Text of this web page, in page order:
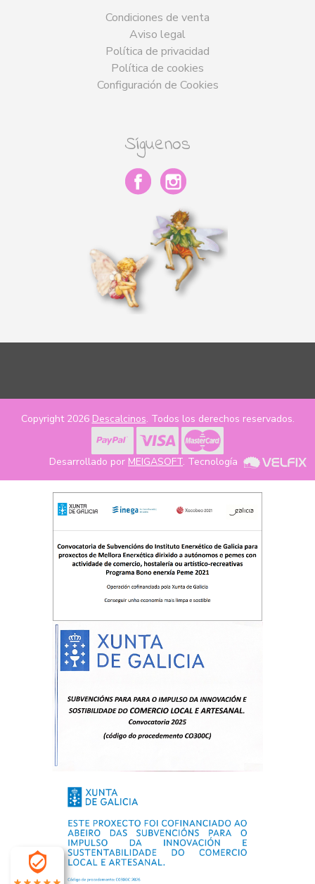
Condiciones de venta
Aviso legal
Política de privacidad
Política de cookies
Configuración de Cookies
Síguenos
Copyright 2026 Descalcinos. Todos los derechos reservados.
Desarrollado por MEIGASOFT. Tecnología